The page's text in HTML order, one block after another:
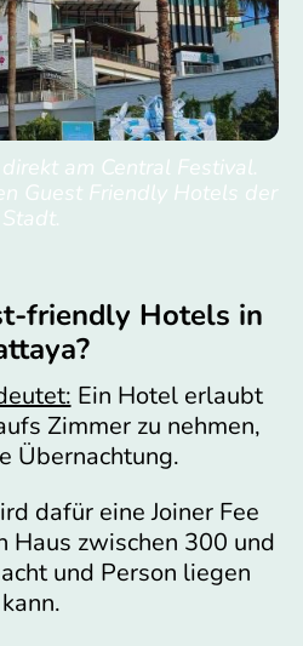
am Central Festival.
Guest Friendly Hotels der
Stadt.
friendly Hotels in
Ein Hotel erlaubt
Zimmer zu nehmen,
Übernachtung.
dafür eine Joiner Fee
Haus zwischen 300 und
und Person liegen
kann.